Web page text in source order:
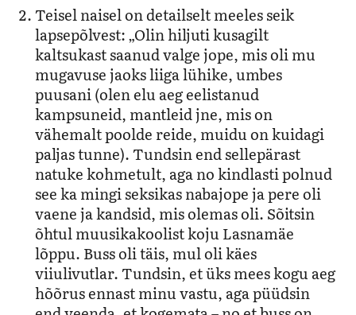
Teisel naisel on detailselt meeles seik
lapsepõlvest: „Olin hiljuti kusagilt
kaltsukast saanud valge jope, mis oli mu
mugavuse jaoks liiga lühike, umbes
puusani (olen elu aeg eelistanud
kampsuneid, mantleid jne, mis on
vähemalt poolde reide, muidu on kuidagi
paljas tunne). Tundsin end sellepärast
natuke kohmetult, aga no kindlasti polnud
see ka mingi seksikas nabajope ja pere oli
vaene ja kandsid, mis olemas oli. Sõitsin
õhtul muusikakoolist koju Lasnamäe
lõppu. Buss oli täis, mul oli käes
viiulivutlar. Tundsin, et üks mees kogu aeg
hõõrus ennast minu vastu, aga püüdsin